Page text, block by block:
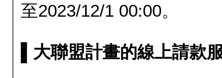
至2023/12/1 00:00。
▌大聯盟計畫的線上請款